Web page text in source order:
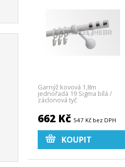
Garnýž kovová 1,8m
jednořadá 19 Sigma bílá /
záclonová tyč
662 Kč547 Kč bez DPH
KOUPIT